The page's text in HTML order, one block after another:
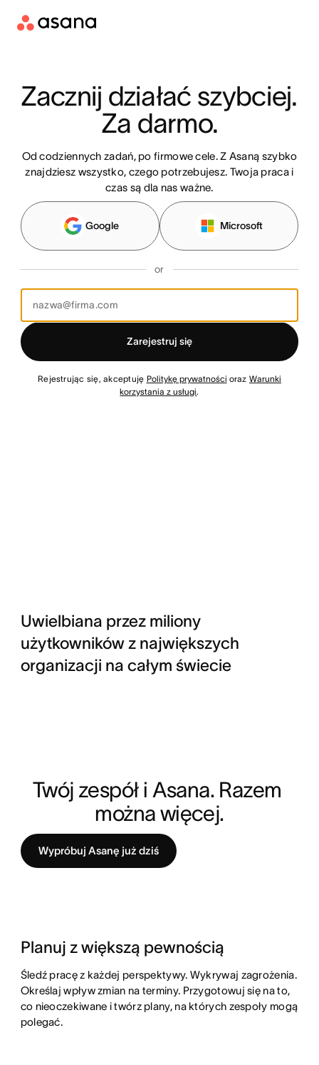
Zacznij działać szybciej.
Za darmo.
Od codziennych zadań, po firmowe cele. Z Asaną szybko
znajdziesz wszystko, czego potrzebujesz. Twoja praca i
czas są dla nas ważne.
Google Microsoft
or
Zarejestruj się
Rejestrując się, akceptuję Politykę prywatności oraz Warunki
korzystania z usługi.
Uwielbiana przez miliony
użytkowników z największych
organizacji na całym świecie
Twój zespół i Asana. Razem
można więcej.
Wypróbuj Asanę już dziś
Planuj z większą pewnością
Śledź pracę z każdej perspektywy. Wykrywaj zagrożenia.
Określaj wpływ zmian na terminy. Przygotowuj się na to,
co nieoczekiwane i twórz plany, na których zespoły mogą
polegać.